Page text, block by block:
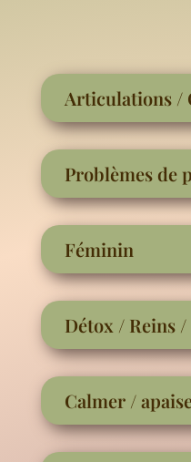
Articulations /
Problèmes de
Féminin
Détox / Reins
Calmer /